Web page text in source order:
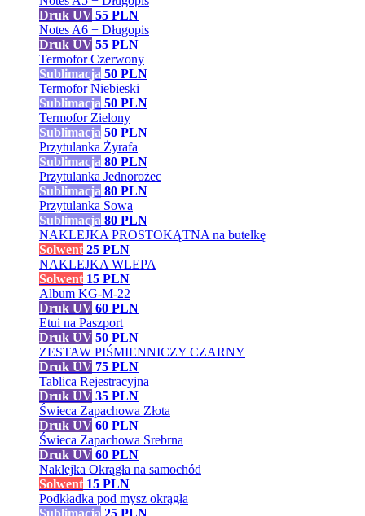
Druk UV 55 PLN
Notes A6 + Długopis
Druk UV 55 PLN
Termofor Czerwony
Sublimacja 50 PLN
Termofor Niebieski
Sublimacja 50 PLN
Termofor Zielony
Sublimacja 50 PLN
Przytulanka Żyrafa
Sublimacja 80 PLN
Przytulanka Jednorożec
Sublimacja 80 PLN
Przytulanka Sowa
Sublimacja 80 PLN
NAKLEJKA PROSTOKĄTNA na butelkę
Solwent 25 PLN
NAKLEJKA WLEPA
Solwent 15 PLN
Album KG-M-22
Druk UV 60 PLN
Etui na Paszport
Druk UV 50 PLN
ZESTAW PIŚMIENNICZY CZARNY
Druk UV 75 PLN
Tablica Rejestracyjna
Druk UV 35 PLN
Świeca Zapachowa Złota
Druk UV 60 PLN
Świeca Zapachowa Srebrna
Druk UV 60 PLN
Naklejka Okrągła na samochód
Solwent 15 PLN
Podkładka pod mysz okrągła